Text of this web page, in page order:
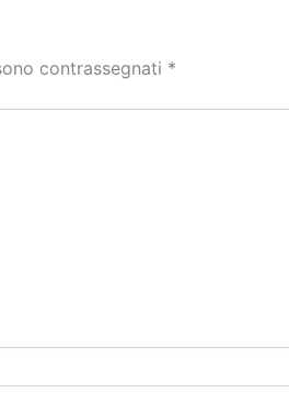
contrassegnati *